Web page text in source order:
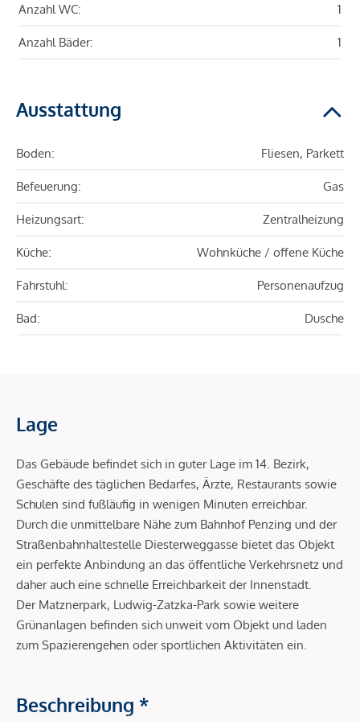
Anzahl WC: 1
Anzahl Bäder: 1
Ausstattung
Boden: Fliesen, Parkett
Befeuerung: Gas
Heizungsart: Zentralheizung
Küche: Wohnküche / offene Küche
Fahrstuhl: Personenaufzug
Bad: Dusche
Lage
Das Gebäude befindet sich in guter Lage im 14. Bezirk,
Geschäfte des täglichen Bedarfes, Ärzte, Restaurants sowie
Schulen sind fußläufig in wenigen Minuten erreichbar.
Durch die unmittelbare Nähe zum Bahnhof Penzing und der
Straßenbahnhaltestelle Diesterweggasse bietet das Objekt
ein perfekte Anbindung an das öffentliche Verkehrsnetz und
daher auch eine schnelle Erreichbarkeit der Innenstadt.
Der Matznerpark, Ludwig-Zatzka-Park sowie weitere
Grünanlagen befinden sich unweit vom Objekt und laden
zum Spazierengehen oder sportlichen Aktivitäten ein.
Beschreibung *